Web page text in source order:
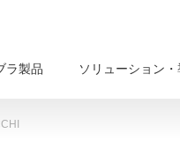
ラ製品 ソリューション・